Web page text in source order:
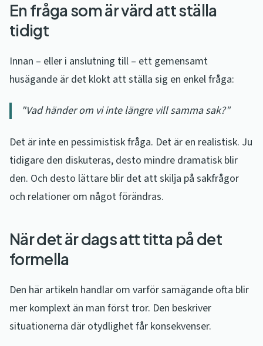
En fråga som är värd att ställa
tidigt
Innan – eller i anslutning till – ett gemensamt
husägande är det klokt att ställa sig en enkel fråga:
"Vad händer om vi inte längre vill samma sak?"
Det är inte en pessimistisk fråga. Det är en realistisk. Ju
tidigare den diskuteras, desto mindre dramatisk blir
den. Och desto lättare blir det att skilja på sakfrågor
och relationer om något förändras.
När det är dags att titta på det
formella
Den här artikeln handlar om varför samägande ofta blir
mer komplext än man först tror. Den beskriver
situationerna där otydlighet får konsekvenser.